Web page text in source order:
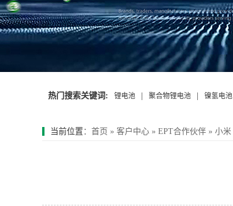
热门搜索关键词: 锂电池 聚合物锂电池 镍氢电池
当前位置 ： 首页 » 客户中心 » EPT合作伙伴 » 小米